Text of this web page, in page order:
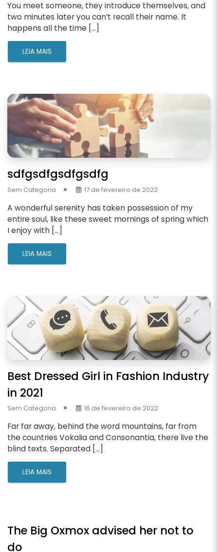
You meet someone, they introduce themselves, and
two minutes later you can’t recall their name. It
happens all the time […]
LEIA MAIS
sdfgsdfgsdfgsdfg
Sem Categoria 17 de fevereiro de 2022
A wonderful serenity has taken possession of my
entire soul, like these sweet mornings of spring which
I enjoy with […]
LEIA MAIS
Best Dressed Girl in Fashion Industry
in 2021
Sem Categoria 16 de fevereiro de 2022
Far far away, behind the word mountains, far from
the countries Vokalia and Consonantia, there live the
blind texts. Separated […]
LEIA MAIS
The Big Oxmox advised her not to
do